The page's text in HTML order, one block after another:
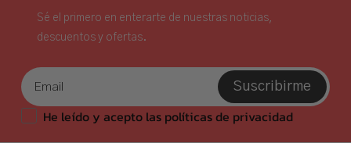
Sé el primero en enterarte de nuestras noticias,
descuentos y ofertas.
Suscribirme
He leído y acepto las políticas de privacidad